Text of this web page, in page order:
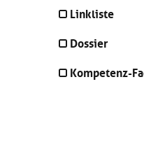
Linkliste
Dossier
Kompetenz-